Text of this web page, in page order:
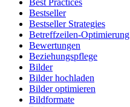
Best Practices
Bestseller
Bestseller Strategies
Betreffzeilen-Optimierung
Bewertungen
Beziehungspflege
Bilder
Bilder hochladen
Bilder optimieren
Bildformate